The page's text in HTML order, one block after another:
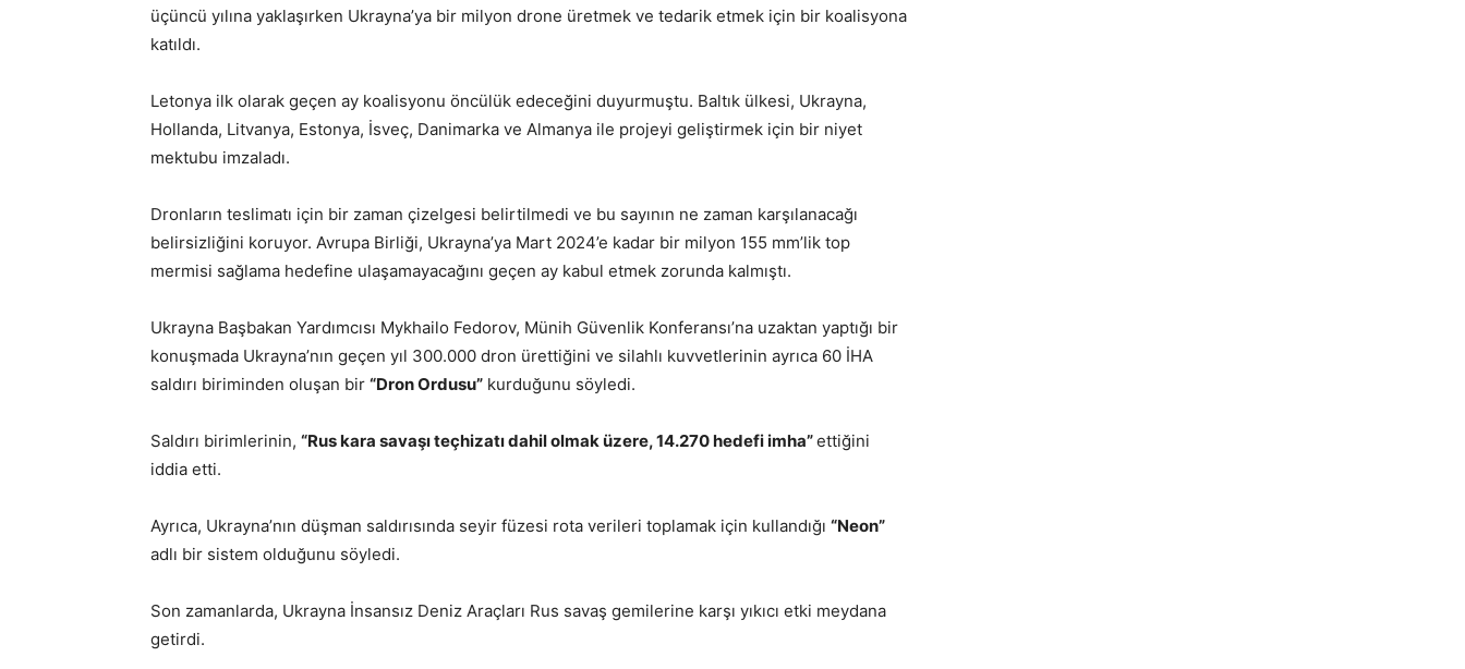
üçüncü yılına yaklaşırken Ukrayna’ya bir milyon drone üretmek ve tedarik etmek için bir koalisyona
katıldı.
Letonya ilk olarak geçen ay koalisyonu öncülük edeceğini duyurmuştu. Baltık ülkesi, Ukrayna,
Hollanda, Litvanya, Estonya, İsveç, Danimarka ve Almanya ile projeyi geliştirmek için bir niyet
mektubu imzaladı.
Dronların teslimatı için bir zaman çizelgesi belirtilmedi ve bu sayının ne zaman karşılanacağı
belirsizliğini koruyor. Avrupa Birliği, Ukrayna’ya Mart 2024’e kadar bir milyon 155 mm’lik top
mermisi sağlama hedefine ulaşamayacağını geçen ay kabul etmek zorunda kalmıştı.
Ukrayna Başbakan Yardımcısı Mykhailo Fedorov, Münih Güvenlik Konferansı’na uzaktan yaptığı bir
konuşmada Ukrayna’nın geçen yıl 300.000 dron ürettiğini ve silahlı kuvvetlerinin ayrıca 60 İHA
saldırı biriminden oluşan bir “Dron Ordusu” kurduğunu söyledi.
Saldırı birimlerinin, “Rus kara savaşı teçhizatı dahil olmak üzere, 14.270 hedefi imha”ettiğini
iddia etti.
Ayrıca, Ukrayna’nın düşman saldırısında seyir füzesi rota verileri toplamak için kullandığı “Neon”
adlı bir sistem olduğunu söyledi.
Son zamanlarda, Ukrayna İnsansız Deniz Araçları Rus savaş gemilerine karşı yıkıcı etki meydana
getirdi.